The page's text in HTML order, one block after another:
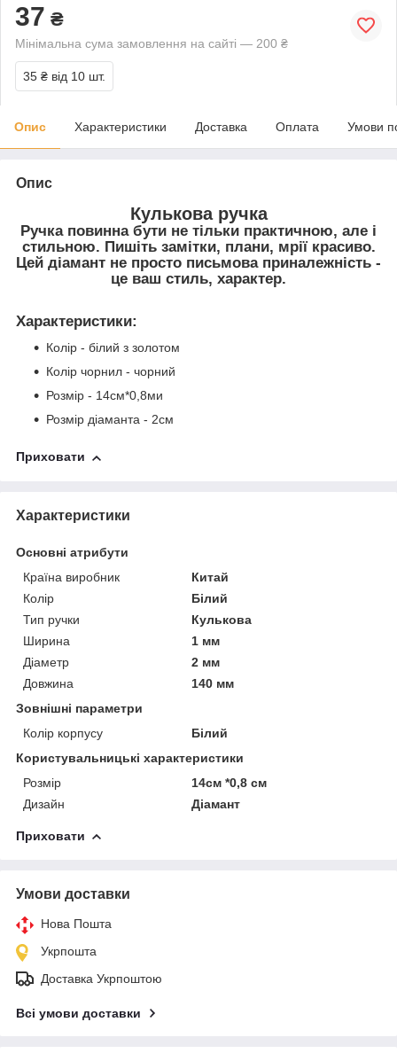
37 ₴
Мінімальна сума замовлення на сайті — 200 ₴
35 ₴ від 10 шт.
Опис Характеристики Доставка Оплата Умови
Опис
Кулькова ручка
Ручка повинна бути не тільки практичною, але і
стильною. Пишіть замітки, плани, мрії красиво.
Цей діамант не просто письмова приналежність -
це ваш стиль, характер.
Характеристики:
Колір - білий з золотом
Колір чорнил - чорний
Розмір - 14см*0,8ми
Розмір діаманта - 2см
Приховати
Характеристики
Основні атрибути
Країна виробник
Китай
Колір
Білий
Тип ручки
Кулькова
Ширина
1 мм
Діаметр
2 мм
Довжина
140 мм
Зовнішні параметри
Колір корпусу
Білий
Користувальницькі характеристики
Розмір
14см *0,8 см
Дизайн
Діамант
Приховати
Умови доставки
Нова Пошта
Укрпошта
Доставка Укрпоштою
Всі умови доставки